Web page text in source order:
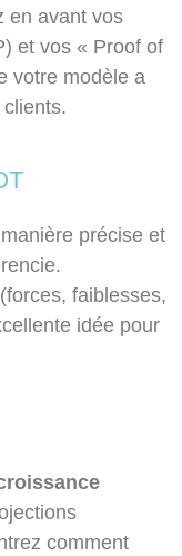
en avant vos
et vos « Proof of
votre modèle a
précise et
faiblesses,
idée pour
comment